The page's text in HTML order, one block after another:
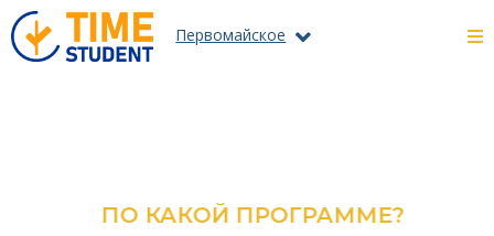
Первомайское
ПО КАКОЙ ПРОГРАММЕ?